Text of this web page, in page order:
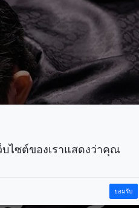
บไซต์ของเราแสดงว่าคุณ
ยอมรับ